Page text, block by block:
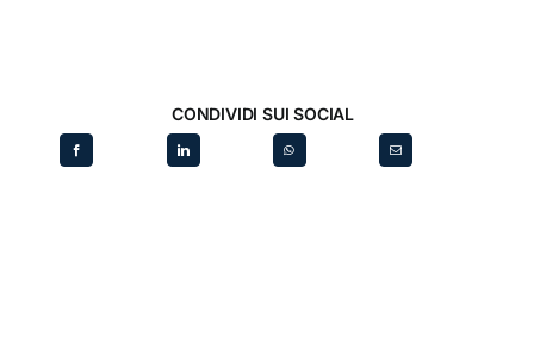
CONDIVIDI SUI SOCIAL